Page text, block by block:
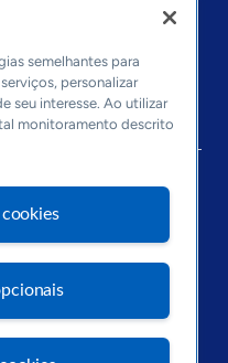
semelhantes para
personalizar
seu interesse. Ao utilizar
monitoramento descrito